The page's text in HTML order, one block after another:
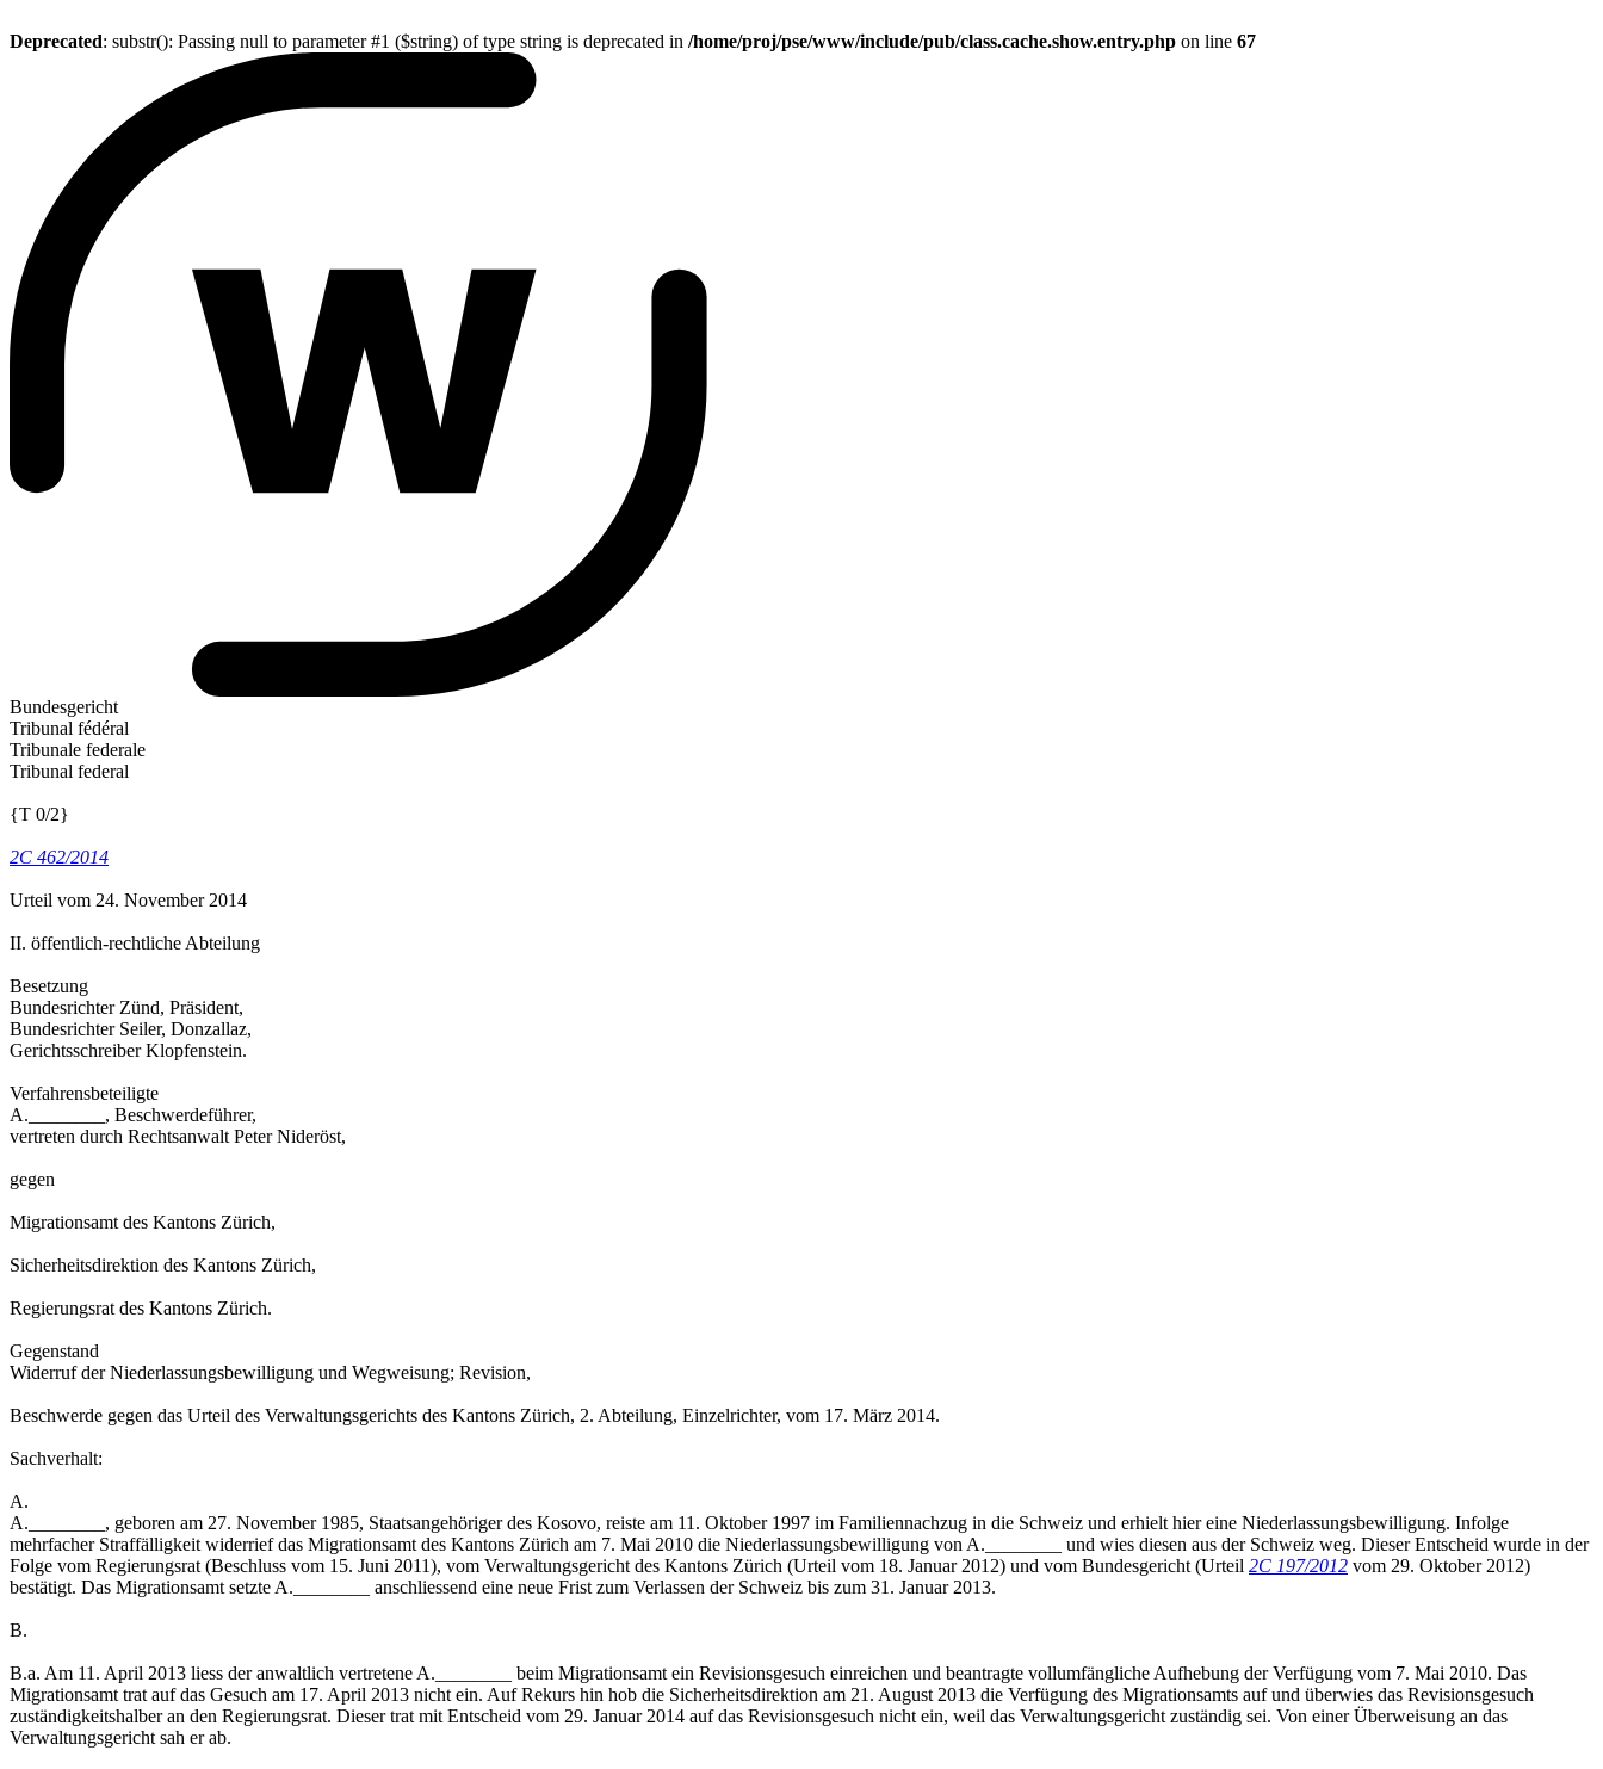
Deprecated: substr(): Passing null to parameter #1 ($string) of type string is deprecated in /home/proj/pse/www/include/pub/class.cache.show.entry.php on line 67
Bundesgericht
Tribunal fédéral
Tribunale federale
Tribunal federal
{T 0/2}
2C 462/2014
Urteil vom 24. November 2014
II. öffentlich-rechtliche Abteilung
Besetzung
Bundesrichter Zünd, Präsident,
Bundesrichter Seiler, Donzallaz,
Gerichtsschreiber Klopfenstein.
Verfahrensbeteiligte
A.________, Beschwerdeführer,
vertreten durch Rechtsanwalt Peter Nideröst,
gegen
Migrationsamt des Kantons Zürich,
Sicherheitsdirektion des Kantons Zürich,
Regierungsrat des Kantons Zürich.
Gegenstand
Widerruf der Niederlassungsbewilligung und Wegweisung; Revision,
Beschwerde gegen das Urteil des Verwaltungsgerichts des Kantons Zürich, 2. Abteilung, Einzelrichter, vom 17. März 2014.
Sachverhalt:
A.
A.________, geboren am 27. November 1985, Staatsangehöriger des Kosovo, reiste am 11. Oktober 1997 im Familiennachzug in die Schweiz und erhielt hier eine Niederlassungsbewilligung. Infolge
mehrfacher Straffälligkeit widerrief das Migrationsamt des Kantons Zürich am 7. Mai 2010 die Niederlassungsbewilligung von A.________ und wies diesen aus der Schweiz weg. Dieser Entscheid wurde in der
Folge vom Regierungsrat (Beschluss vom 15. Juni 2011), vom Verwaltungsgericht des Kantons Zürich (Urteil vom 18. Januar 2012) und vom Bundesgericht (Urteil 2C 197/2012 vom 29. Oktober 2012)
bestätigt. Das Migrationsamt setzte A.________ anschliessend eine neue Frist zum Verlassen der Schweiz bis zum 31. Januar 2013.
B.
B.a. Am 11. April 2013 liess der anwaltlich vertretene A.________ beim Migrationsamt ein Revisionsgesuch einreichen und beantragte vollumfängliche Aufhebung der Verfügung vom 7. Mai 2010. Das
Migrationsamt trat auf das Gesuch am 17. April 2013 nicht ein. Auf Rekurs hin hob die Sicherheitsdirektion am 21. August 2013 die Verfügung des Migrationsamts auf und überwies das Revisionsgesuch
zuständigkeitshalber an den Regierungsrat. Dieser trat mit Entscheid vom 29. Januar 2014 auf das Revisionsgesuch nicht ein, weil das Verwaltungsgericht zuständig sei. Von einer Überweisung an das
Verwaltungsgericht sah er ab.